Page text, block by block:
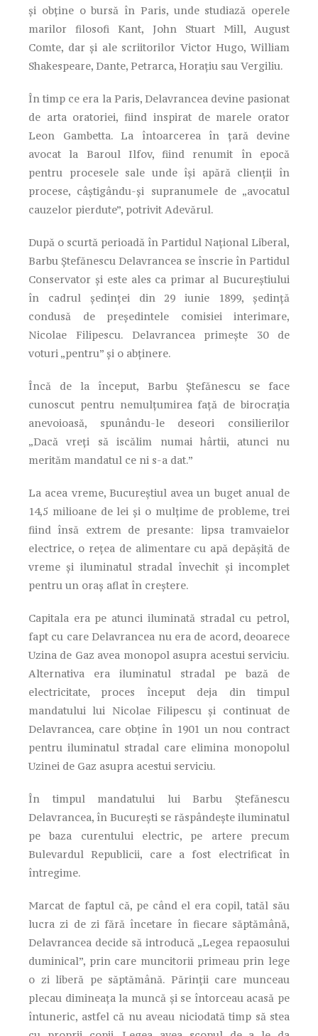
și obține o bursă în Paris, unde studiază operele
marilor filosofi Kant, John Stuart Mill, August
Comte, dar și ale scriitorilor Victor Hugo, William
Shakespeare, Dante, Petrarca, Horațiu sau Vergiliu.
În timp ce era la Paris, Delavrancea devine pasionat
de arta oratoriei, fiind inspirat de marele orator
Leon Gambetta. La întoarcerea în țară devine
avocat la Baroul Ilfov, fiind renumit în epocă
pentru procesele sale unde își apără clienții în
procese, câștigându-și supranumele de „avocatul
cauzelor pierdute”, potrivit Adevărul.
După o scurtă perioadă în Partidul Național Liberal,
Barbu Ștefănescu Delavrancea se înscrie în Partidul
Conservator și este ales ca primar al Bucureștiului
în cadrul ședinței din 29 iunie 1899, ședință
condusă de președintele comisiei interimare,
Nicolae Filipescu. Delavrancea primește 30 de
voturi „pentru” și o abținere.
Încă de la început, Barbu Ștefănescu se face
cunoscut pentru nemulțumirea față de birocrația
anevoioasă, spunându-le deseori consilierilor
„Dacă vreți să iscălim numai hârtii, atunci nu
merităm mandatul ce ni s-a dat.”
La acea vreme, Bucureștiul avea un buget anual de
14,5 milioane de lei și o mulțime de probleme, trei
fiind însă extrem de presante: lipsa tramvaielor
electrice, o rețea de alimentare cu apă depășită de
vreme și iluminatul stradal învechit și incomplet
pentru un oraș aflat în creștere.
Capitala era pe atunci iluminată stradal cu petrol,
fapt cu care Delavrancea nu era de acord, deoarece
Uzina de Gaz avea monopol asupra acestui serviciu.
Alternativa era iluminatul stradal pe bază de
electricitate, proces început deja din timpul
mandatului lui Nicolae Filipescu și continuat de
Delavrancea, care obține în 1901 un nou contract
pentru iluminatul stradal care elimina monopolul
Uzinei de Gaz asupra acestui serviciu.
În timpul mandatului lui Barbu Ștefănescu
Delavrancea, în București se răspândește iluminatul
pe baza curentului electric, pe artere precum
Bulevardul Republicii, care a fost electrificat în
întregime.
Marcat de faptul că, pe când el era copil, tatăl său
lucra zi de zi fără încetare în fiecare săptămână,
Delavrancea decide să introducă „Legea repaosului
duminical”, prin care muncitorii primeau prin lege
o zi liberă pe săptămână. Părinții care munceau
plecau dimineața la muncă și se întorceau acasă pe
întuneric, astfel că nu aveau niciodată timp să stea